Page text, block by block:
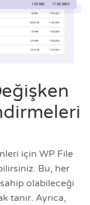
için WP File
Bu, her
olabileceği
tanır. Ayrıca,